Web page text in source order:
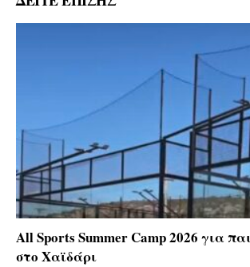
All Sports Summer Camp 2026 για
στο Χαϊδάρι